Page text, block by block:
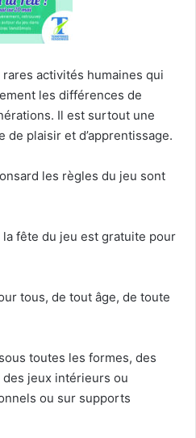
rares activités humaines qui
les différences de
Il est surtout une
de plaisir et d’apprentissage.
les règles du jeu sont
fête du jeu est gratuite pour
tous, de tout âge, de toute
toutes les formes, des
jeux intérieurs ou
ou sur supports